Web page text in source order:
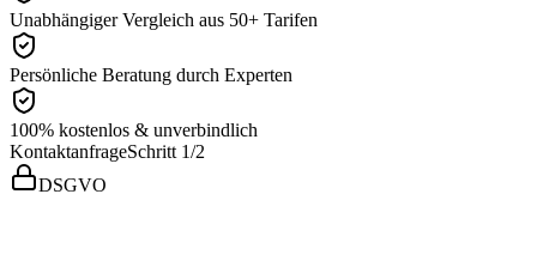
Unabhängiger Vergleich aus 50+ Tarifen
Persönliche Beratung durch Experten
100% kostenlos & unverbindlich
KontaktanfrageSchritt 1/2
DSGVO